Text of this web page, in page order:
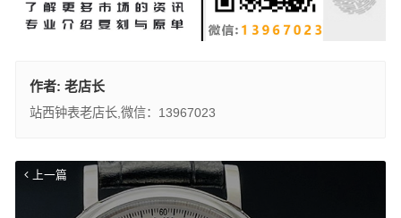
作者: 老店长
站西钟表老店长,微信：13967023
上一篇